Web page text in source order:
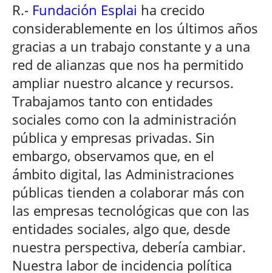
R.- Fundación Esplai ha crecido
considerablemente en los últimos años
gracias a un trabajo constante y a una
red de alianzas que nos ha permitido
ampliar nuestro alcance y recursos.
Trabajamos tanto con entidades
sociales como con la administración
pública y empresas privadas. Sin
embargo, observamos que, en el
ámbito digital, las Administraciones
públicas tienden a colaborar más con
las empresas tecnológicas que con las
entidades sociales, algo que, desde
nuestra perspectiva, debería cambiar.
Nuestra labor de incidencia política